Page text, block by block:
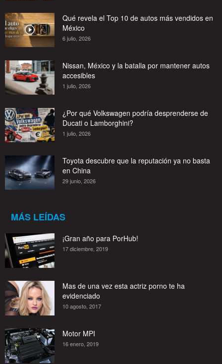
Qué revela el Top 10 de autos más vendidos en
México
6 julio, 2026
Nissan, México y la batalla por mantener autos
accesibles
1 julio, 2026
¿Por qué Volkswagen podría desprenderse de
Ducati o Lamborghini?
1 julio, 2026
Toyota descubre que la reputación ya no basta
en China
29 junio, 2026
MÁS LEÍDAS
¡Gran año para PorHub!
17 diciembre, 2019
Mas de una vez esta actriz porno te ha
evidenciado
10 agosto, 2017
Motor MPI
16 enero, 2019